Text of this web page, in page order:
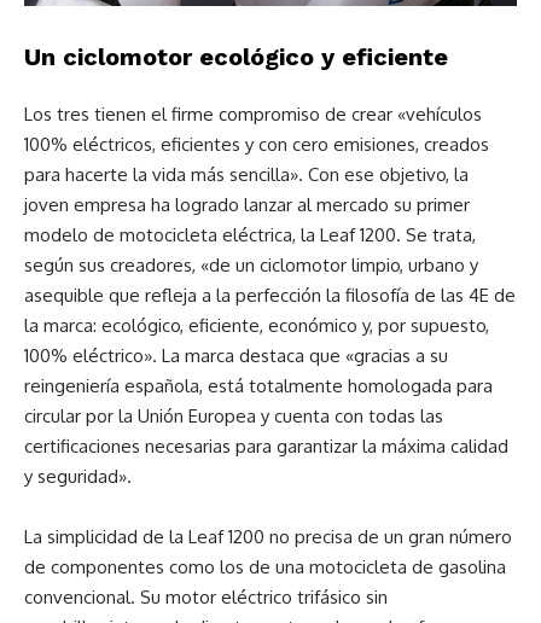
Un ciclomotor ecológico y eficiente
Los tres tienen el firme compromiso de crear «vehículos
100% eléctricos, eficientes y con cero emisiones, creados
para hacerte la vida más sencilla». Con ese objetivo, la
joven empresa ha logrado lanzar al mercado su primer
modelo de motocicleta eléctrica, la Leaf 1200. Se trata,
según sus creadores, «de un ciclomotor limpio, urbano y
asequible que refleja a la perfección la filosofía de las 4E de
la marca: ecológico, eficiente, económico y, por supuesto,
100% eléctrico». La marca destaca que «gracias a su
reingeniería española, está totalmente homologada para
circular por la Unión Europea y cuenta con todas las
certificaciones necesarias para garantizar la máxima calidad
y seguridad».
La simplicidad de la Leaf 1200 no precisa de un gran número
de componentes como los de una motocicleta de gasolina
convencional. Su motor eléctrico trifásico sin